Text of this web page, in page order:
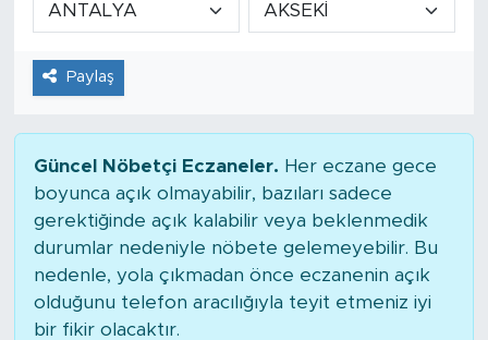
Paylaş
Güncel Nöbetçi Eczaneler. Her eczane gece
boyunca açık olmayabilir, bazıları sadece
gerektiğinde açık kalabilir veya beklenmedik
durumlar nedeniyle nöbete gelemeyebilir. Bu
nedenle, yola çıkmadan önce eczanenin açık
olduğunu telefon aracılığıyla teyit etmeniz iyi
bir fikir olacaktır.
Tarihçe
Resmi İlanlar
Foto Şaka
Politika